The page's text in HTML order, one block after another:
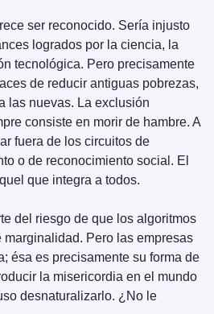
ser reconocido. Sería injusto
logrados por la ciencia, la
tecnológica. Pero precisamente
de reducir antiguas pobrezas,
las nuevas. La exclusión
consiste en morir de hambre. A
fuera de los circuitos de
o de reconocimiento social. El
que integra a todos.
del riesgo de que los algoritmos
Pero las empresas
ésa es precisamente su forma de
la misericordia en el mundo
desnaturalizarlo. ¿No le